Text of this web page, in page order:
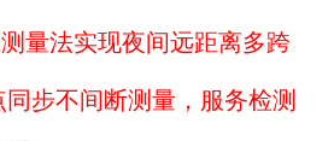
量法实现夜间远距离多跨
步不间断测量，服务检测